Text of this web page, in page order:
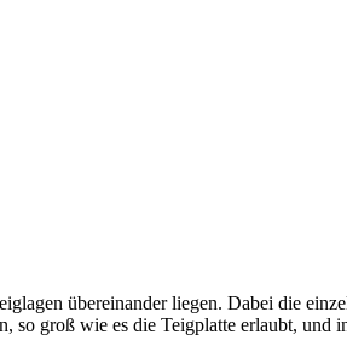
übereinander liegen. Dabei die
so groß wie es die Teigplatte erlaubt,